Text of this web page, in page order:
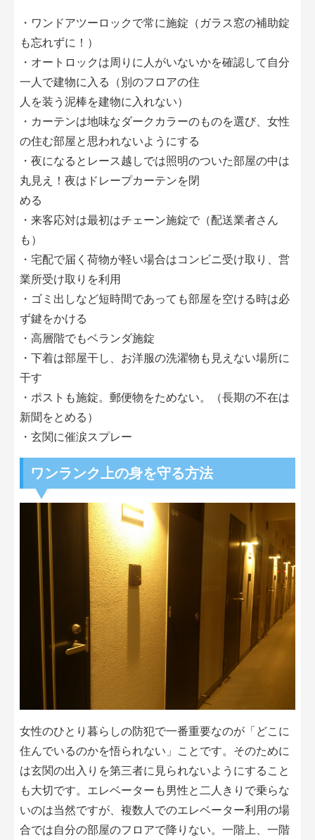
・ワンドアツーロックで常に施錠（ガラス窓の補助錠
も忘れずに！）
・オートロックは周りに人がいないかを確認して自分
一人で建物に入る（別のフロアの住
人を装う泥棒を建物に入れない）
・カーテンは地味なダークカラーのものを選び、女性
の住む部屋と思われないようにする
・夜になるとレース越しでは照明のついた部屋の中は
丸見え！夜はドレープカーテンを閉
める
・来客応対は最初はチェーン施錠で（配送業者さん
も）
・宅配で届く荷物が軽い場合はコンビニ受け取り、営
業所受け取りを利用
・ゴミ出しなど短時間であっても部屋を空ける時は必
ず鍵をかける
・高層階でもベランダ施錠
・下着は部屋干し、お洋服の洗濯物も見えない場所に
干す
・ポストも施錠。郵便物をためない。（長期の不在は
新聞をとめる）
・玄関に催涙スプレー
ワンランク上の身を守る方法
女性のひとり暮らしの防犯で一番重要なのが「どこに
住んでいるのかを悟られない」ことです。そのために
は玄関の出入りを第三者に見られないようにすること
も大切です。エレベーターも男性と二人きりで乗らな
いのは当然ですが、複数人でのエレベーター利用の場
合では自分の部屋のフロアで降りない。一階上、一階